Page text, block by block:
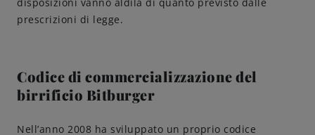
Impegni
prescrizioni di legge.
Codice di commercializzazione del
birrificio Bitburger
Nell’anno 2008 ha sviluppato un proprio codice